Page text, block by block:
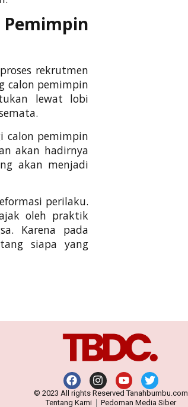
rekrutmen
calon pemimpin
lewat lobi
calon pemimpin
akan hadirnya
akan menjadi
perilaku.
oleh praktik
Karena pada
siapa yang
© 2023 All rights Reserved Tanahbumbu.com
Tentang Kami
Pedoman Media Siber